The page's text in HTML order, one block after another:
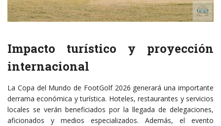
Impacto turístico y proyección
internacional
La Copa del Mundo de FootGolf 2026 generará una importante
derrama económica y turística. Hoteles, restaurantes y servicios
locales se verán beneficiados por la llegada de delegaciones,
aficionados y medios especializados. Además, el evento